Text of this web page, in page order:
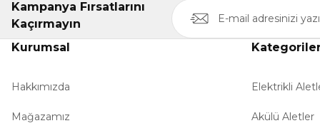
Kampanya Fırsatlarını
Kaçırmayın
Kurumsal
Hakkımızda
Mağazamız
Elektrikli
Akülü Aletler